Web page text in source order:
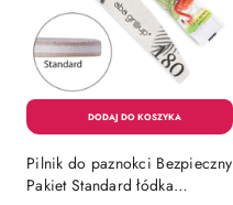
Pilnik do paznokci Bezpieczny
Pakiet Standard łódka